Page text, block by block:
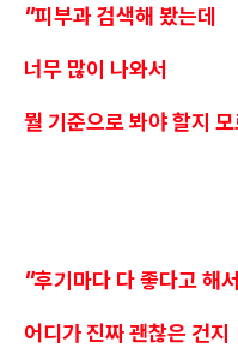
"피부과 검색해 봤는데
너무 많이 나와서
뭘 기준으로 봐야 할지
"후기마다 다 좋다고 해서
어디가 진짜 괜찮은 건지